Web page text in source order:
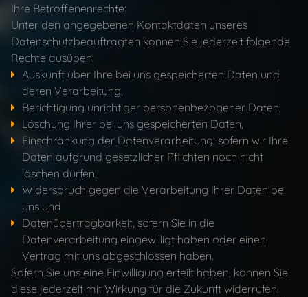
Ihre Betroffenenrechte:
Unter den angegebenen Kontaktdaten unseres
Datenschutzbeauftragten können Sie jederzeit folgende
Rechte ausüben:
Auskunft über Ihre bei uns gespeicherten Daten und
deren Verarbeitung,
Berichtigung unrichtiger personenbezogener Daten,
Löschung Ihrer bei uns gespeicherten Daten,
Einschränkung der Datenverarbeitung, sofern wir Ihre
Daten aufgrund gesetzlicher Pflichten noch nicht
löschen dürfen,
Widerspruch gegen die Verarbeitung Ihrer Daten bei
uns und
Datenübertragbarkeit, sofern Sie in die
Datenverarbeitung eingewilligt haben oder einen
Vertrag mit uns abgeschlossen haben.
Sofern Sie uns eine Einwilligung erteilt haben, können Sie
diese jederzeit mit Wirkung für die Zukunft widerrufen.